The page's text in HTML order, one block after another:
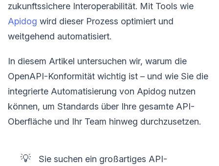
zukunftssichere Interoperabilität. Mit Tools wie
Apidog wird dieser Prozess optimiert und
weitgehend automatisiert.
In diesem Artikel untersuchen wir, warum die
OpenAPI-Konformität wichtig ist – und wie Sie die
integrierte Automatisierung von Apidog nutzen
können, um Standards über Ihre gesamte API-
Oberfläche und Ihr Team hinweg durchzusetzen.
💡
Sie suchen ein großartiges API-